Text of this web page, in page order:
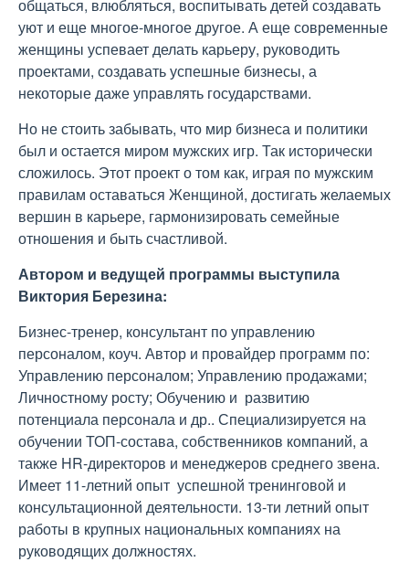
общаться, влюбляться, воспитывать детей создавать
уют и еще многое-многое другое. А еще современные
женщины успевает делать карьеру, руководить
проектами, создавать успешные бизнесы, а
некоторые даже управлять государствами.
Но не стоить забывать, что мир бизнеса и политики
был и остается миром мужских игр. Так исторически
сложилось. Этот проект о том как, играя по мужским
правилам оставаться Женщиной, достигать желаемых
вершин в карьере, гармонизировать семейные
отношения и быть счастливой.
Автором и ведущей программы выступила
Виктория Березина:
Бизнес-тренер, консультант по управлению
персоналом, коуч. Автор и провайдер программ по:
Управлению персоналом; Управлению продажами;
Личностному росту; Обучению и развитию
потенциала персонала и др.. Специализируется на
обучении ТОП-состава, собственников компаний, а
также HR-директоров и менеджеров среднего звена.
Имеет 11-летний опыт успешной тренинговой и
консультационной деятельности. 13-ти летний опыт
работы в крупных национальных компаниях на
руководящих должностях.